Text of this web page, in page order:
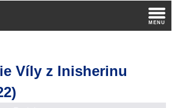
Víly z Inisherinu